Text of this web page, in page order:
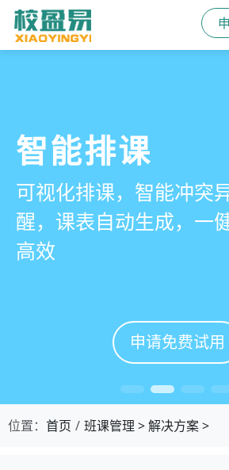
管学校，用校
培训机构教
统
有效提升运营管理效率
申请免费试用
智能排课
可视化排课，智能冲突
醒，课表自动生成，一
高效
申请免费试用
课时统计
学员签到同步扣减课时
自动统计、汇总，数据
皮
申请免费试用
家校互动
一部手机链接教师、学
通互动零距离，服务贴
费
申请免费试用
位置： 首页 班课管理 >解决方案>